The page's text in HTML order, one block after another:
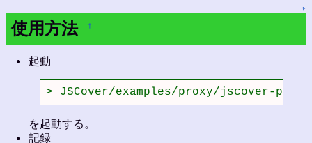
↑
使用方法 †
起動
> JSCover/examples/proxy/jscover-
を起動する。
記録